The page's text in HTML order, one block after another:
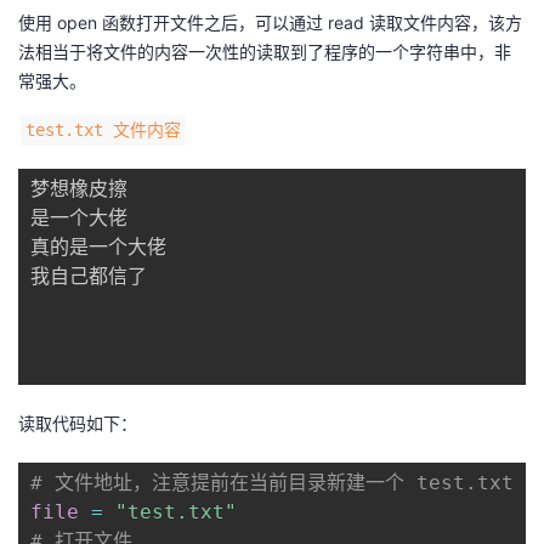
使用 open 函数打开文件之后，可以通过 read 读取文件内容，该方
法相当于将文件的内容一次性的读取到了程序的一个字符串中，非
常强大。
test.txt 文件内容
梦想橡皮擦
是一个大佬
真的是一个大佬
我自己都信了
读取代码如下：
# 文件地址，注意提前在当前目录新建一个 test.txt
file =
"test.txt"